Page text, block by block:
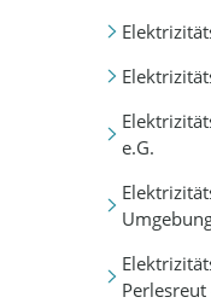
e.G.
Perlesreut